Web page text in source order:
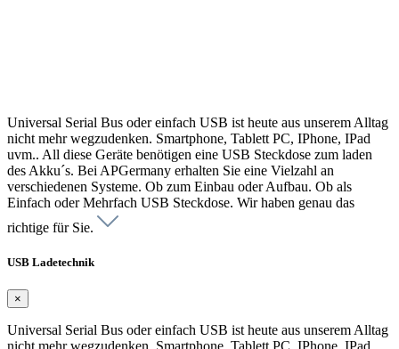
Universal Serial Bus oder einfach USB ist heute aus unserem Alltag
nicht mehr wegzudenken. Smartphone, Tablett PC, IPhone, IPad
uvm.. All diese Geräte benötigen eine USB Steckdose zum laden
des Akku´s. Bei APGermany erhalten Sie eine Vielzahl an
verschiedenen Systeme. Ob zum Einbau oder Aufbau. Ob als
Einfach oder Mehrfach USB Steckdose. Wir haben genau das
richtige für Sie.
USB Ladetechnik
×
Universal Serial Bus oder einfach USB ist heute aus unserem Alltag